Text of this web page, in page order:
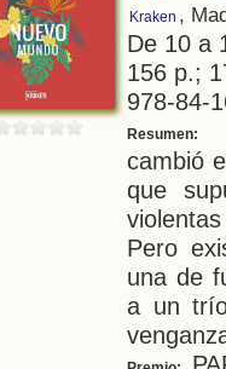
Kraken ,
De 10 a
156 p.;
978-84-
Resumen:
cambió
que
Pero
una de
a un